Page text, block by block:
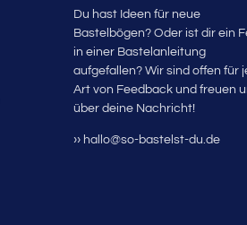
Du hast Ideen für neue
Bastelbögen? Oder ist dir ein
in einer Bastelanleitung
aufgefallen? Wir sind offen für
Art von Feedback und freuen
über deine Nachricht!
›› hallo@so-bastelst-du.de